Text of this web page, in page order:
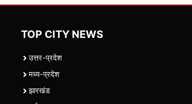
TOP CITY NEWS
उत्तर-प्रदेश
मध्य-प्रदेश
झारखंड